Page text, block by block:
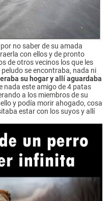
no saber de su amada
con ellos y de pronto
de otros vecinos los que les
se encontraba, nada ni
su hogar y allí aguardaba
nada este amigo de 4 patas
a los miembros de su
y podía morir ahogado, cosa
estar con los suyos y allí